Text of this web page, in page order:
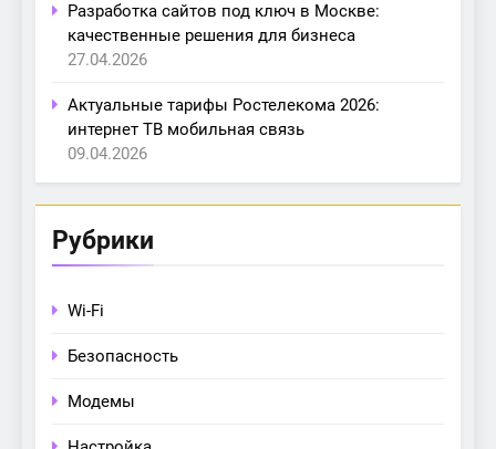
Разработка сайтов под ключ в Москве:
качественные решения для бизнеса
27.04.2026
Актуальные тарифы Ростелекома 2026:
интернет ТВ мобильная связь
09.04.2026
Рубрики
Wi-Fi
Безопасность
Модемы